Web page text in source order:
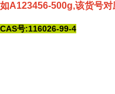
如A123456-500g,该货号对
CAS号:116026-99-4